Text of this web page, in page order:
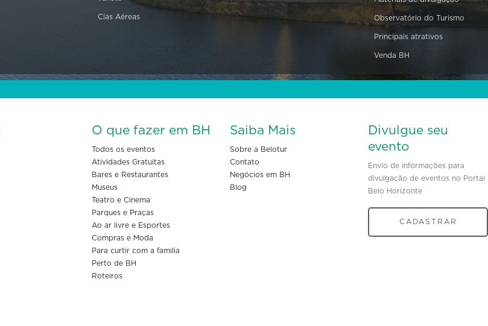
Cias Aéreas Observatório do Turismo
Principais atrativos
Venda BH
O que fazer em BH
Todos os eventos
Atividades Gratuitas
Bares e Restaurantes
Museus
Teatro e Cinema
Parques e Praças
Ao ar livre e Esportes
Compras e Moda
Para curtir com a familia
Perto de BH
Roteiros
Saiba Mais
Sobre a Belotur
Contato
Negócios em BH
Blog
Divulgue seu
evento
Envio de informações para
divulgação de eventos no Portal
Belo Horizonte
CADASTRAR